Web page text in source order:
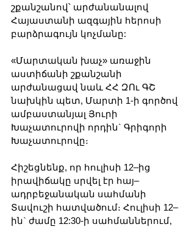
շքանշանով՝ արժանանալով
Հայաստանի ազգային հերոսի
բարձրագույն կոչմանը:
«Մարտական խաչ» առաջին
աստիճանի շքանշանի
արժանացավ նաև ՀՀ ԶՈւ ԳՇ
նախկին պետ, Մարտի 1-ի գործով
ամբաստանյալ Յուրի
Խաչատուրովի որդին` Գրիգորի
Խաչատուրովը։
Հիշեցնենք, որ հուլիսի 12–ից
իրավիճակը սրվել էր հայ–
ադրբեջանական սահմանի
Տավուշի հատվածում։ Հուլիսի 12–
ին` ժամը 12:30-ի սահմաններում,